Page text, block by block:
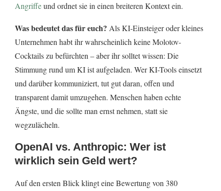
Angriffeund ordnet sie in einen breiteren Kontext ein.
Was bedeutet das für euch? Als KI-Einsteiger oder kleines
Unternehmen habt ihr wahrscheinlich keine Molotov-
Cocktails zu befürchten – aber ihr solltet wissen: Die
Stimmung rund um KI ist aufgeladen. Wer KI-Tools einsetzt
und darüber kommuniziert, tut gut daran, offen und
transparent damit umzugehen. Menschen haben echte
Ängste, und die sollte man ernst nehmen, statt sie
wegzulächeln.
OpenAI vs. Anthropic: Wer ist
wirklich sein Geld wert?
Auf den ersten Blick klingt eine Bewertung von 380